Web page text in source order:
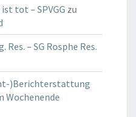
tot – SPVGG zu
Res. – SG Rosphe Res.
)Berichterstattung
Wochenende